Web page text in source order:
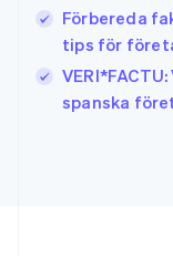
Förbereda
tips för
spanska
English Français
Kroatien
EnglishItaliano
Lettland
English